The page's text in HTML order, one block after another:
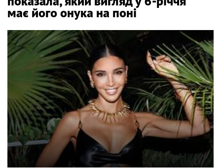
має його онука на поні